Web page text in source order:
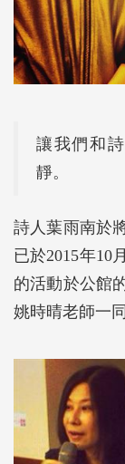
讓我們和
靜。
詩人葉雨南於
已於2015年10
的活動於公館
姚時晴老師一